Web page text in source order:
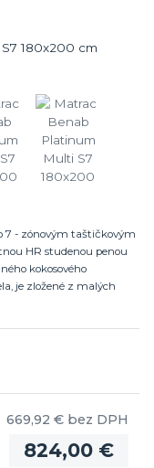
7 - zónovým taštičkovým
HR studenou penou
kokosového
je zložené z malých
824,00 €
669,92 € bez DPH